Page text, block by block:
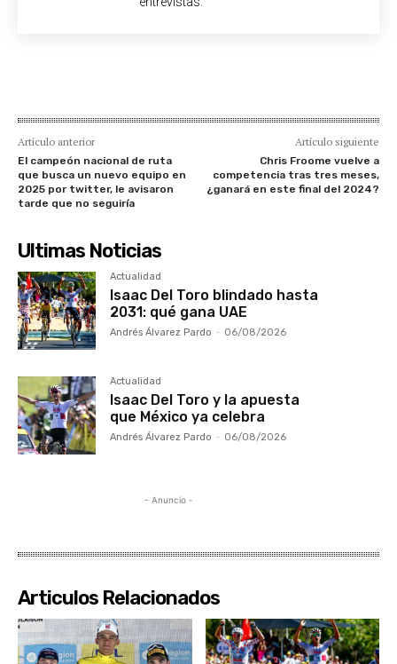
Artículo anterior
El campeón nacional de ruta
que busca un nuevo equipo en
2025 por twitter, le avisaron
tarde que no seguiría
Artículo siguiente
Chris Froome vuelve a
competencia tras tres meses,
¿ganará en este final del 2024?
Ultimas Noticias
Actualidad
Isaac Del Toro blindado hasta
2031: qué gana UAE
Andrés Álvarez Pardo - 06/08/2026
Actualidad
Isaac Del Toro y la apuesta
que México ya celebra
Andrés Álvarez Pardo - 06/08/2026
- Anuncio -
Articulos Relacionados